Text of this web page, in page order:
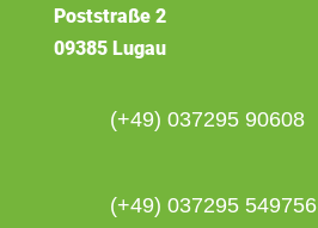
Poststraße 2
09385 Lugau
(+49) 037295 90608
(+49) 037295 549756